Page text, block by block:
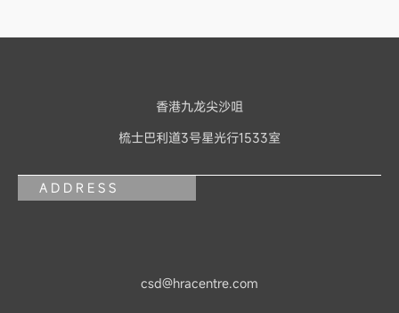
香港九龙尖沙咀
梳士巴利道3号星光行1533室
ADDRESS
csd@hracentre.com